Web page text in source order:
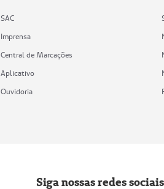
SAC
Imprensa
Central de Marcações
Aplicativo
Ouvidoria
Siga nossas redes